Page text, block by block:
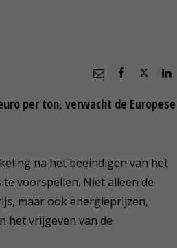
per ton, verwacht de Europese
na het beëindigen van het
voorspellen. Niet alleen de
maar ook energieprijzen,
het vrijgeven van de